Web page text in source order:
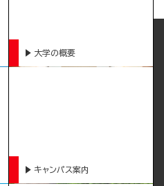
大学の概要
キャンパス案内